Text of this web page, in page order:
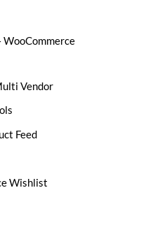
WooCommerce
Vendor
Feed
Wishlist